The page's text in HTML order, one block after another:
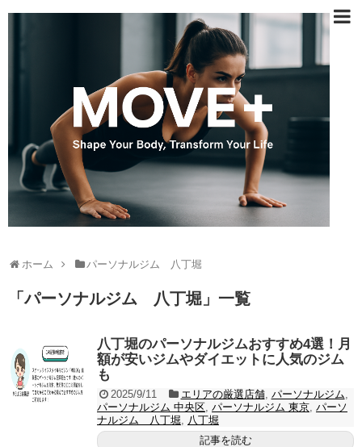
ホーム パーソナルジム 八丁堀
「パーソナルジム 八丁堀 」 一覧
八丁堀のパーソナルジムおすすめ4選！月
額が安いジムやダイエットに人気のジム
も
2025/9/11 エリアの厳選店舗, パーソナルジム
パーソナルジム 中央区 パーソナルジム 東京 パーソ
ナルジム 八丁堀
八丁堀
記事を読む